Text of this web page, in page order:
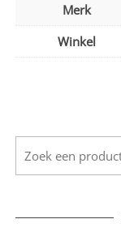
Merk
Winkel